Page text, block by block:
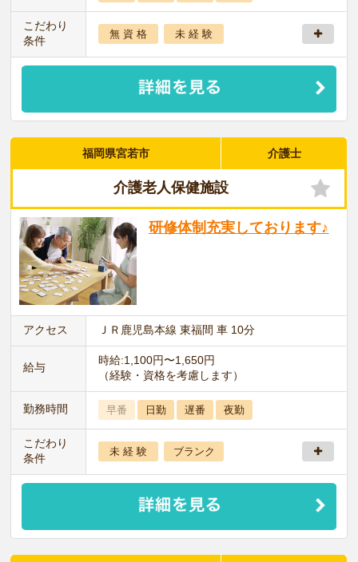
こだわり
条件
無 資 格 未 経 験
福岡県宮若市 介護士
介護老人保健施設
研修体制充実しております♪
アクセス ＪＲ鹿児島本線 東福間 車 10分
給与
時給:1,100円〜1,650円
（経験・資格を考慮します）
勤務時間 早番 日勤 遅番 夜勤
こだわり
条件
未 経 験 ブランク